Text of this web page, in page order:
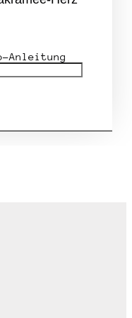
Anleitung